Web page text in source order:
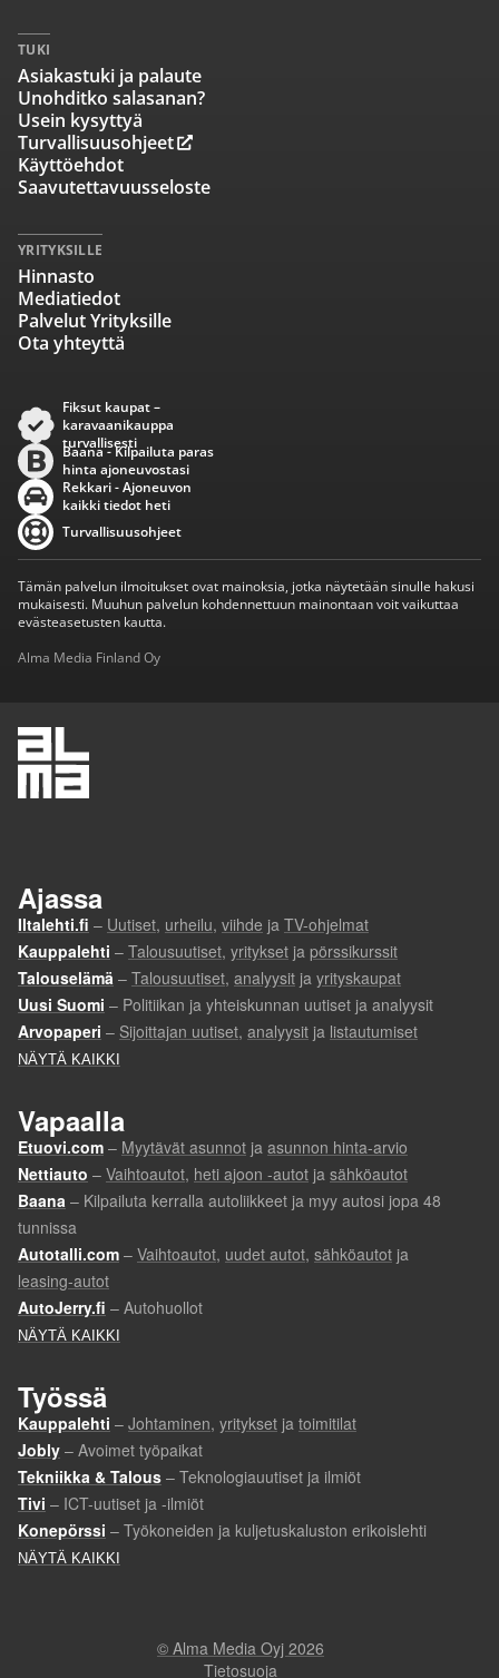
TUKI
Asiakastuki ja palaute
Unohditko salasanan?
Usein kysyttyä
Turvallisuusohjeet
Käyttöehdot
Saavutettavuusseloste
YRITYKSILLE
Hinnasto
Mediatiedot
Palvelut Yrityksille
Ota yhteyttä
Fiksut kaupat –
karavaanikauppa
turvallisesti
Baana - Kilpailuta paras
hinta ajoneuvostasi
Rekkari - Ajoneuvon
kaikki tiedot heti
Turvallisuusohjeet
Tämän palvelun ilmoitukset ovat mainoksia, jotka näytetään sinulle hakusi
mukaisesti. Muuhun palvelun kohdennettuun mainontaan voit vaikuttaa
evästeasetusten kautta.
Alma Media Finland Oy